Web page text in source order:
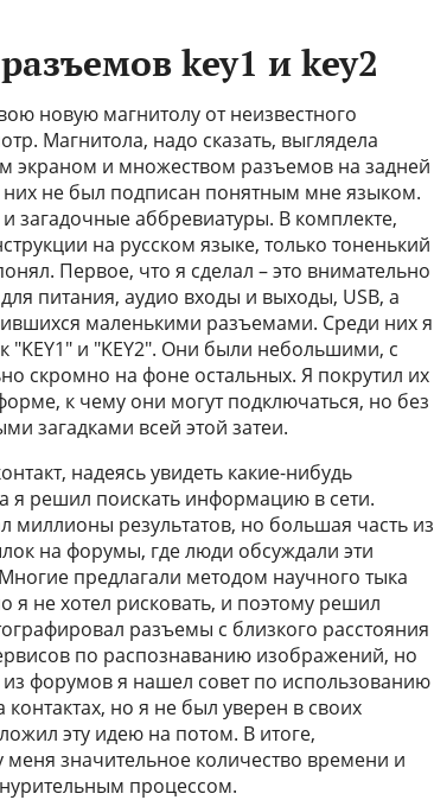
key1 и key2
новую магнитолу от неизвестного
Магнитола, надо сказать, выглядела
экраном и множеством разъемов на задней
не был подписан понятным мне языком.
загадочные аббревиатуры. В комплекте,
на русском языке, только тоненький
Первое, что я сделал – это внимательно
питания, аудио входы и выходы, USB, а
маленькими разъемами. Среди них я
и "KEY2". Они были небольшими, с
скромно на фоне остальных. Я покрутил их
к чему они могут подключаться, но без
загадками всей этой затеи.
надеясь увидеть какие-нибудь
я решил поискать информацию в сети.
миллионы результатов, но большая часть из
на форумы, где люди обсуждали эти
предлагали методом научного тыка
не хотел рисковать, и поэтому решил
разъемы с близкого расстояния
по распознаванию изображений, но
форумов я нашел совет по использованию
но я не был уверен в своих
эту идею на потом. В итоге,
значительное количество времени и
процессом.